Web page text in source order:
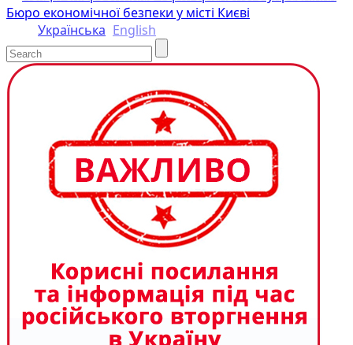
Бюро економічної безпеки у місті Києві
Українська English